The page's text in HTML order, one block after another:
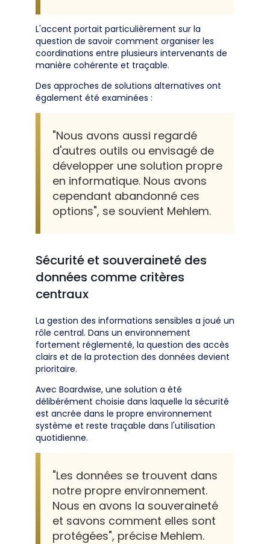
L'accent portait particulièrement sur la
question de savoir comment organiser les
coordinations entre plusieurs intervenants de
manière cohérente et traçable.
Des approches de solutions alternatives ont
également été examinées :
"Nous avons aussi regardé
d'autres outils ou envisagé de
développer une solution propre
en informatique. Nous avons
cependant abandonné ces
options", se souvient Mehlem.
Sécurité et souveraineté des
données comme critères
centraux
La gestion des informations sensibles a joué un
rôle central. Dans un environnement
fortement réglementé, la question des accès
clairs et de la protection des données devient
prioritaire.
Avec Boardwise, une solution a été
délibérément choisie dans laquelle la sécurité
est ancrée dans le propre environnement
système et reste traçable dans l'utilisation
quotidienne.
"Les données se trouvent dans
notre propre environnement.
Nous en avons la souveraineté
et savons comment elles sont
protégées", précise Mehlem.